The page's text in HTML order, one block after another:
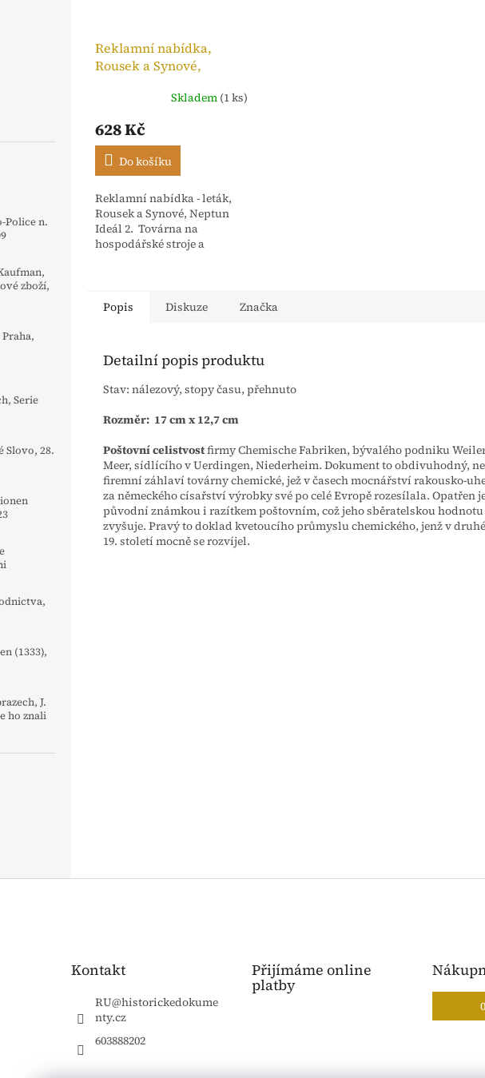
Police n.
zboží,
Serie
Slovo, 28.
(1333),
J.
ho znali
Reklamní nabídka,
Rousek a Synové,
Skladem (1 ks)
628 Kč
Do košíku
Reklamní nabídka - leták,
Rousek a Synové, Neptun
Ideál 2. Továrna na
hospodářské stroje a
Popis Diskuze Značka
Detailní popis produktu
Stav: nálezový, stopy času, přehnuto
Rozměr: 17 cm x 12,7 cm
Poštovní celistvostfirmy Chemische Fabriken, bývalého podniku
Meer, sídlícího v Uerdingen, Niederheim. Dokument to obdivuhodný,
firemní záhlaví továrny chemické, jež v časech mocnářství rakousko-
za německého císařství výrobky své po celé Evropě rozesílala. Opatřen
původní známkou i razítkem poštovním, což jeho sběratelskou
zvyšuje. Pravý to doklad kvetoucího průmyslu chemického, jenž v
19. století mocně se rozvíjel.
Kontakt
RU@historickedokume
nty.cz
603888202
Přijímáme online
platby
0